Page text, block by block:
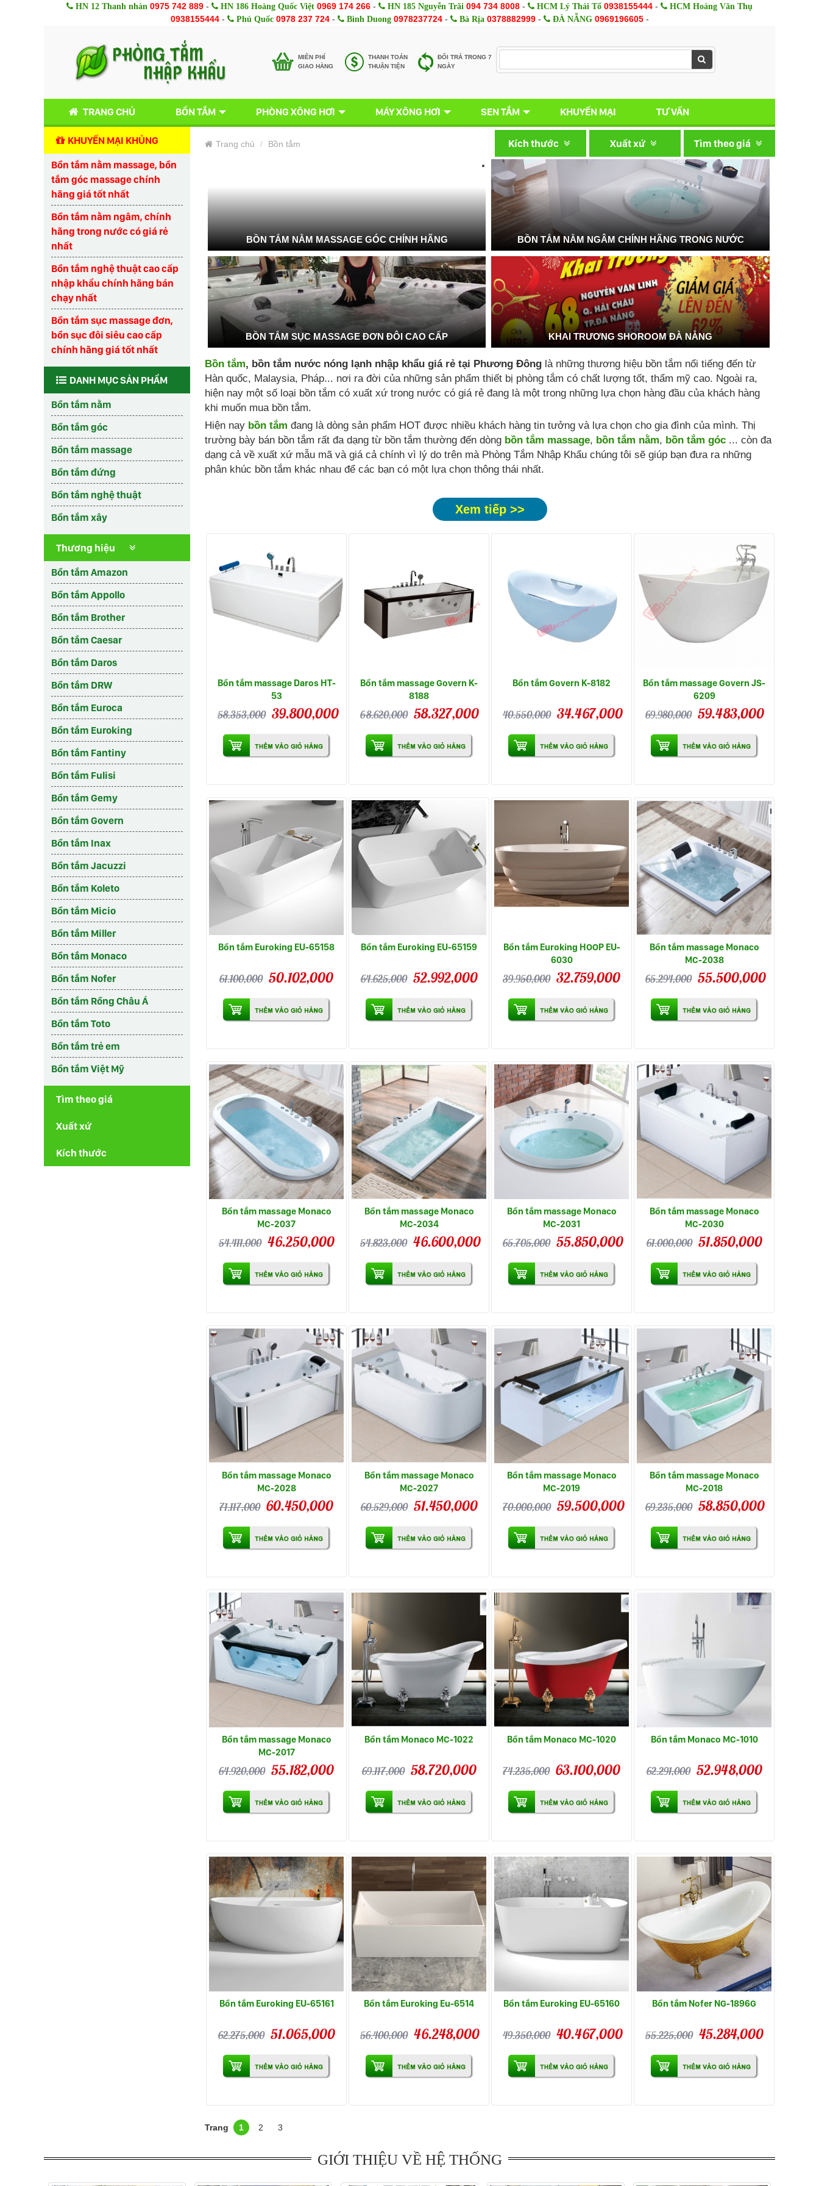
HN 12 Thanh nhàn 0975 742 889 - HN 186 Hoàng Quốc Việt 0969 174 266 - HN 185 Nguyễn Trãi 094 734 8008 - HCM Lý Thái Tổ 0938155444 - HCM Hoàng Văn Thụ
0938155444- Phú Quốc 0978 237 724- Bình Duong 0978237724- Bà Rịa 0378882999- ĐÀ NẴNG 0969196605-
MIÊN PHÍ
GIAO HÀNG
THANH TOÁN
THUẬN TIỆN
ĐỔI TRẢ TRONG 7
NGÀY
TRANG CHỦ BỒN TẮM PHÒNG XÔNG HƠI MÁY XÔNG HƠI SEN TẮM KHUYẾN MẠI TƯ VẤN
KHUYẾN MẠI KHỦNG
Bồn tắm nằm massage, bồn
tắm góc massage chính
hãng giá tốt nhất
Bồn tắm nằm ngâm, chính
hãng trong nước có giá rẻ
nhất
Bồn tắm nghệ thuật cao cấp
nhập khẩu chính hãng bán
chạy nhất
Bồn tắm sục massage đơn,
bồn sục đôi siêu cao cấp
chính hãng giá tốt nhất
DANH MỤC SẢN PHẨM
Bồn tắm nằm
Bồn tắm góc
Bồn tắm massage
Bồn tắm đứng
Bồn tắm nghệ thuật
Bồn tắm xây
Thương hiệu
Bồn tắm Amazon
Bồn tắm Appollo
Bồn tắm Brother
Bồn tắm Caesar
Bồn tắm Daros
Bồn tắm DRW
Bồn tắm Euroca
Bồn tắm Euroking
Bồn tắm Fantiny
Bồn tắm Fulisi
Bồn tắm Gemy
Bồn tắm Govern
Bồn tắm Inax
Bồn tắm Jacuzzi
Bồn tắm Koleto
Bồn tắm Micio
Bồn tắm Miller
Bồn tắm Monaco
Bồn tắm Nofer
Bồn tắm Rồng Châu Á
Bồn tắm Toto
Bồn tắm trẻ em
Bồn tắm Việt Mỹ
Tìm theo giá
Xuất xứ
Kích thước
Trang chủ Bồn tắm Tìm theo giá
Xuất xứ
Kích thước
BỒN TẮM NẰM MASSAGE GÓC CHÍNH HÃNG BỒN TẮM NẰM NGÂM CHÍNH HÃNG TRONG NƯỚC
BỒN TẮM SỤC MASSAGE ĐƠN ĐÔI CAO CẤP KHAI TRƯƠNG SHOROOM ĐÀ NẴNG
Bồn tắm, bồn tắm nước nóng lạnh nhập khẩu giá rẻ tại Phương Đông là những thương hiệu bồn tắm nổi tiếng đến từ
Hàn quốc, Malaysia, Pháp... nơi ra đời của những sản phẩm thiết bị phòng tắm có chất lượng tốt, thẩm mỹ cao. Ngoài ra,
hiện nay một số loại bồn tắm có xuất xứ trong nước có giá rẻ đang là một trong những lựa chọn hàng đầu của khách hàng
khi muốn mua bồn tắm.
Hiện nay bồn tắm đang là dòng sản phẩm HOT được nhiều khách hàng tin tưởng và lựa chọn cho gia đình của mình. Thị
trường bày bán bồn tắm rất đa dạng từ bồn tắm thường đến dòng bồn tắm massage, bồn tắm nằm, bồn tắm góc ... còn đa
dạng cả về xuất xứ mẫu mã và giá cả chính vì lý do trên mà Phòng Tắm Nhập Khẩu chúng tôi sẽ giúp bạn đưa ra những
phân khúc bồn tắm khác nhau để các bạn có một lựa chọn thông thái nhất.
Xem tiếp >>
Bồn tắm massage Daros HT-
53
58.353,000 39.800,000
Bồn tắm massage Govern K-
8188
68.620,000 58.327,000
Bồn tắm Govern K-8182
40.550,000 34.467,000
Bồn tắm massage Govern JS-
6209
69.980,000 59.483,000
Bồn tắm Euroking EU-65158
61.100,000 50.102,000
Bồn tắm Euroking EU-65159
64.625,000 52.992,000
Bồn tắm Euroking HOOP EU-
6030
39.950,000 32.759,000
Bồn tắm massage Monaco
MC-2038
65.294,000 55.500,000
Bồn tắm massage Monaco
MC-2037
54.411,000 46.250,000
Bồn tắm massage Monaco
MC-2034
54.823,000 46.600,000
Bồn tắm massage Monaco
MC-2031
65.705,000 55.850,000
Bồn tắm massage Monaco
MC-2030
61.000,000 51.850,000
Bồn tắm massage Monaco
MC-2028
71.117,000 60.450,000
Bồn tắm massage Monaco
MC-2027
60.529,000 51.450,000
Bồn tắm massage Monaco
MC-2019
70.000,000 59.500,000
Bồn tắm massage Monaco
MC-2018
69.235,000 58.850,000
Bồn tắm massage Monaco
MC-2017
64.920,000 55.182,000
Bồn tắm Monaco MC-1022
69.117,000 58.720,000
Bồn tắm Monaco MC-1020
74.235,000 63.100,000
Bồn tắm Monaco MC-1010
62.291,000 52.948,000
Bồn tắm Euroking EU-65161
62.275,000 51.065,000
Bồn tắm Euroking Eu-6514
56.400,000 46.248,000
Bồn tắm Euroking EU-65160
49.350,000 40.467,000
Bồn tắm Nofer NG-1896G
55.225,000 45.284,000
1 2 3